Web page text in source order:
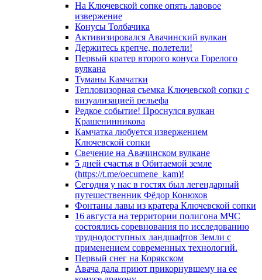
На Ключевской сопке опять лавовое
извержение
Конусы Толбачика
Активизировался Авачинский вулкан
Держитесь крепче, полетели!
Первый кратер второго конуса Горелого
вулкана
Туманы Камчатки
Тепловизорная съемка Ключевской сопки с
визуализацией рельефа
Редкое событие! Проснулся вулкан
Крашенинникова
Камчатка любуется извержением
Ключевской сопки
Свечение на Авачинском вулкане
5 дней счастья в Обитаемой земле
(https://t.me/oecumene_kam)!
Сегодня у нас в гостях был легендарный
путешественник Фёдор Конюхов
Фонтаны лавы из кратера Ключевской сопки
16 августа на территории полигона МЧС
состоялись соревнования по исследованию
труднодоступных ландшафтов Земли с
применением современных технологий.
Первый снег на Корякском
Авача дала приют прикорнувшему на ее